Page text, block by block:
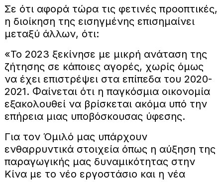
Σε ότι αφορά τώρα τις φετινές προοπτικές,
η διοίκηση της εισηγμένης επισημαίνει
μεταξύ άλλων, ότι:
«Το 2023 ξεκίνησε με μικρή ανάταση της
ζήτησης σε κάποιες αγορές, χωρίς όμως
να έχει επιστρέψει στα επίπεδα του 2020-
2021. Φαίνεται ότι η παγκόσμια οικονομία
εξακολουθεί να βρίσκεται ακόμα υπό την
επήρεια μιας υποβόσκουσας ύφεσης.
Για τον Όμιλό μας υπάρχουν
ενθαρρυντικά στοιχεία όπως η αύξηση της
παραγωγικής μας δυναμικότητας στην
Κίνα με το νέο εργοστάσιο και η νέα